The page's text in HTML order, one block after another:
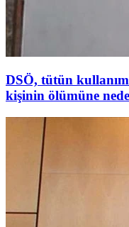
DSÖ, tütün
kişinin ölümüne